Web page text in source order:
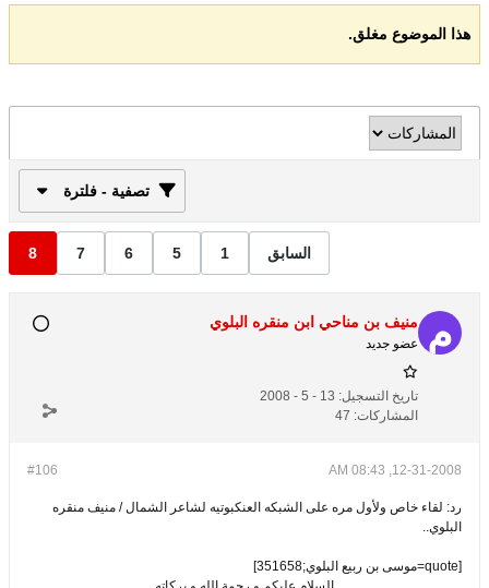
هذا الموضوع مغلق.
تصفية - فلترة
السابق 1
5
6
7
8
منيف بن مناحي ابن منقره البلوي
عضو جديد
تاريخ التسجيل: 13 - 5 - 2008
المشاركات: 47
#106 12-31-2008, 08:43 AM
رد: لقاء خاص ولأول مره على الشبكه العنكبوتيه لشاعر الشمال / منيف منقره
البلوي..
[quote=موسى بن ربيع البلوي;351658]